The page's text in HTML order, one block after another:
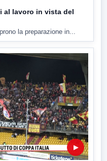
al lavoro in vista del
la preparazione in...
▶